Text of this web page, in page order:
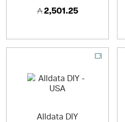
2,501.25
Alldata DIY